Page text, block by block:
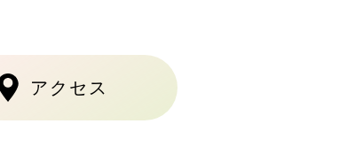
アクセス